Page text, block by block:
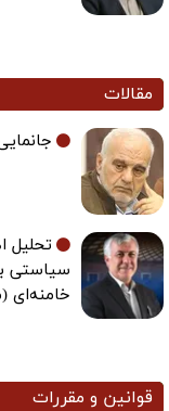
مقالات
تحلیل
سیاستی
خامنه‌ای
قوانین و مقررات